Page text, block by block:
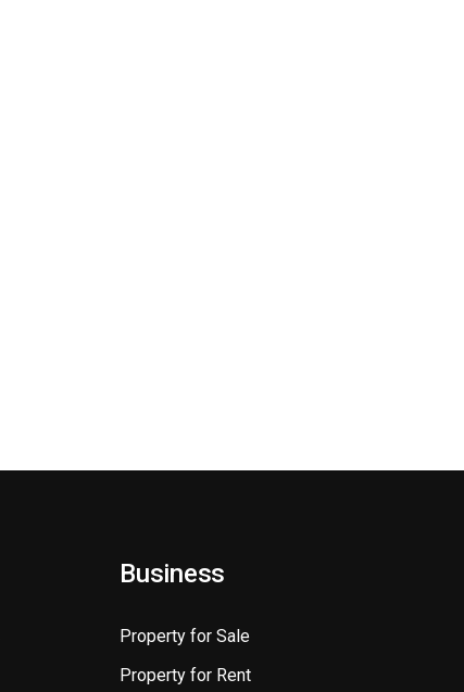
Business
Property for Sale
Property for Rent